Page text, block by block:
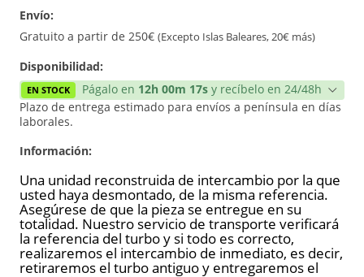
Envío:
Gratuito a partir de 250€ (Excepto Islas Baleares, 20€ más)
Disponibilidad:
EN STOCK Págalo en 12h 00m 17s y recíbelo en 24/48h
Plazo de entrega estimado para envíos a península en días
laborales.
Información:
Una unidad reconstruida de intercambio por la que
usted haya desmontado, de la misma referencia.
Asegúrese de que la pieza se entregue en su
totalidad. Nuestro servicio de transporte verificará
la referencia del turbo y si todo es correcto,
realizaremos el intercambio de inmediato, es decir,
retiraremos el turbo antiguo y entregaremos el